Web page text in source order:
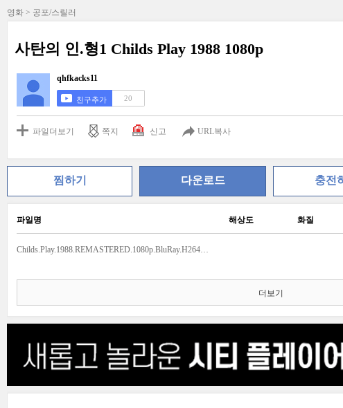
영화 > 공포/스릴러
사탄의 인.형1 Childs Play 1988 1080p
qhfkacks11
친구추가 20
파일더보기 쪽지 신고 URL복사
찜하기 다운로드 충전
파일명 해상도 화질
Childs.Play.1988.REMASTERED.1080p.BluRay.H264.AAC-RARBG.smi
더보기